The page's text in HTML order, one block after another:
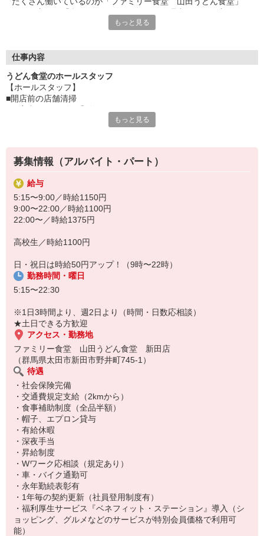
初めてで自信がない・・・そんな方もしっかり研修を行いますの
困った時はお店のみんなが助け合える、そんなファミリー食堂
山田うどん食堂で一緒にお仕事しましょう。
・・・お店のメニューが半額で食べられるのも、ちょっとうれし
もっと見る
仕事内容
うどん食堂のホールスタッフ
【ホールスタッフ】
■開店前の店舗清掃
お客様お一人おひとりに合わせたサービスを提供したい。
そんな想いから『ファミリー食堂 山田うどん食堂』のスタッフは
各業務を担当するのではなく、全ての仕事を分担して行っていま
す。
幅広いスキルが身に付きますよ。
もっと見る
募集情報（アルバイト・パート）
給与
5:15〜9:00／時給1150円
9:00〜22:00／時給1100円
22:00〜／時給1375円
高校生／時給1100円
日・祝日は時給50円アップ！（9時〜22時）
勤務時間・曜日
5:15〜22:30
※1日3時間より、週2日より（時間・日数応相談）
★土日できる方歓迎
アクセス・勤務地
ファミリー食堂 山田うどん食堂 新田店
（群馬県太田市新田市野井町745-1）
待遇
・社会保険完備
・交通費規定支給（2kmから）
・食事補助制度（全品半額）
・帽子、エプロン貸与
・有給休暇
・深夜手当
・昇給制度
・Wワーク応相談（規定あり）
・車・バイク通勤可
・永年勤続表彰有
・1年毎の契約更新（社員登用制度有）
・福利厚生サービス『ベネフィット・ステーション』導入（シ
ョッピング、グルメなどのサービスが特別会員価格で利用可
能）